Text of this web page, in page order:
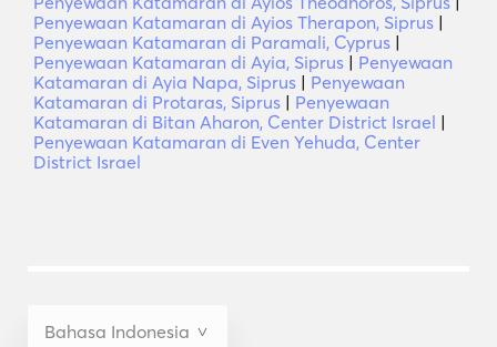
Penyewaan Katamaran di Ayios Therapon, Siprus |
Penyewaan Katamaran di Paramali, Cyprus |
Penyewaan Katamaran di Ayia, Siprus | Penyewaan
Katamaran di Ayia Napa, Siprus | Penyewaan
Katamaran di Protaras, Siprus | Penyewaan
Katamaran di Bitan Aharon, Center District Israel |
Penyewaan Katamaran di Even Yehuda, Center
District Israel